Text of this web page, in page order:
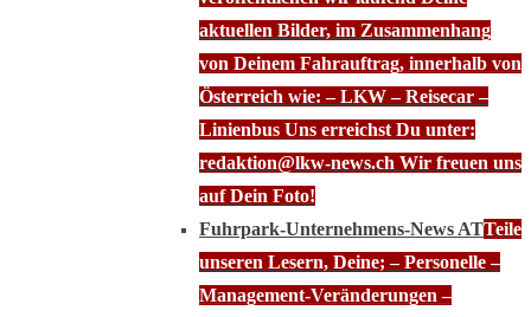
aktuellen Bilder, im Zusammenhang
von Deinem Fahrauftrag, innerhalb von
Österreich wie: – LKW – Reisecar –
Linienbus Uns erreichst Du unter:
redaktion@lkw-news.ch Wir freuen uns
auf Dein Foto!
Fuhrpark-Unternehmens-News ATTeile
unseren Lesern, Deine; – Personelle –
Management-Veränderungen –